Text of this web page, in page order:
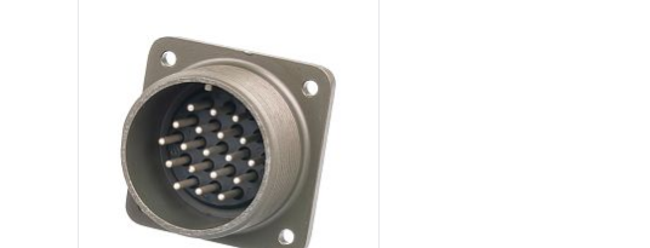
В избранное Сравнение